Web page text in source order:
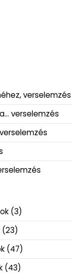
verselemzés
verselemzés
(3)
(23)
(47)
(43)